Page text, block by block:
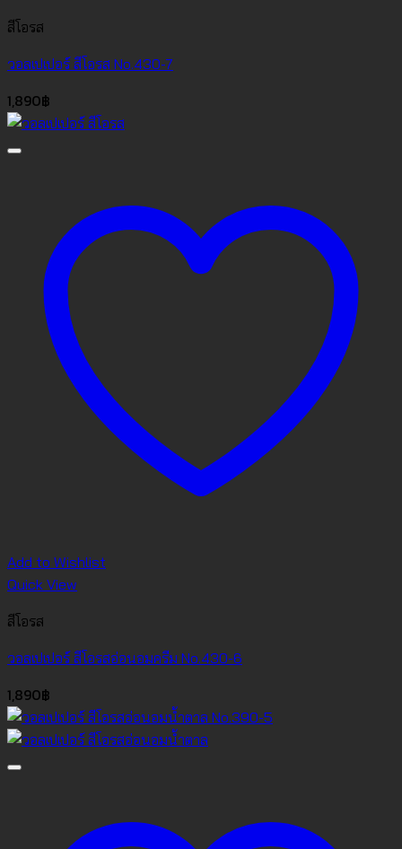
สีโอรส
วอลเปเปอร์ สีโอรส No.430-7
1,890฿
Add to Wishlist
Quick View
สีโอรส
วอลเปเปอร์ สีโอรสอ่อนอมครีม No.430-6
1,890฿